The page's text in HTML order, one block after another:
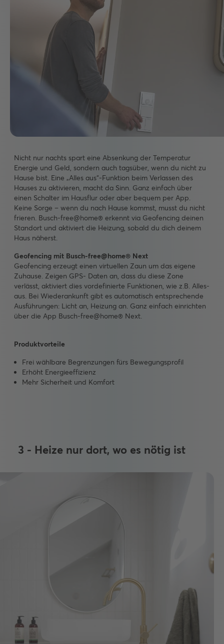
Nicht nur nachts spart eine Absenkung der Temperatur
Energie und Geld, sondern auch tagsüber, wenn du nicht zu
Hause bist. Eine „Alles aus“-Funktion beim Verlassen des
Hauses zu aktivieren, macht da Sinn. Ganz einfach über
einen Schalter im Hausflur oder aber bequem per App.
Keine Sorge – wenn du nach Hause kommst, musst du nicht
frieren. Busch-free@home® erkennt via Geofencing deinen
Standort und aktiviert die Heizung, sobald du dich deinem
Haus näherst.
Geofencing mit Busch-free@home® Next
Geofencing erzeugt einen virtuellen Zaun um das eigene
Zuhause. Zeigen GPS- Daten an, dass du diese Zone
verlässt, aktiviert dies vordefinierte Funktionen, wie z.B. Alles-
aus. Bei Wiederankunft gibt es automatisch entsprechende
Ausführungen: Licht an, Heizung an. Ganz einfach einrichten
über die App Busch-free@home® Next.
Produktvorteile
Frei wählbare Begrenzungen fürs Bewegungsprofil
Erhöht Energieeffizienz
Mehr Sicherheit und Komfort
3 - Heize nur dort, wo es nötig ist